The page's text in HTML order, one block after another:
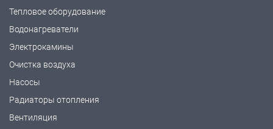
Тепловое оборудование
Водонагреватели
Электрокамины
Очистка воздуха
Насосы
Радиаторы отопления
Вентиляция